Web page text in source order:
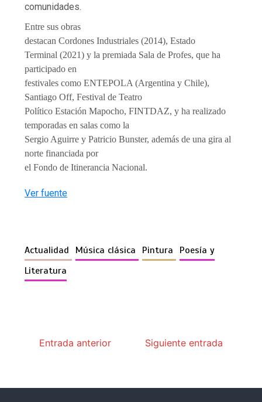
comunidades.
Entre sus obras
destacan Cordones Industriales (2014), Estado
Terminal (2021) y la premiada Sala de Profes, que ha
participado en
festivales como ENTEPOLA (Argentina y Chile),
Santiago Off, Festival de Teatro
Político Estación Mapocho, FINTDAZ, y ha realizado
temporadas en salas como la
Sergio Aguirre y Patricio Bunster, además de una gira al
norte financiada por
el Fondo de Itinerancia Nacional.
Ver fuente
Actualidad Música clásica Pintura
Poesía y
Literatura
Entrada anterior Siguiente entrada